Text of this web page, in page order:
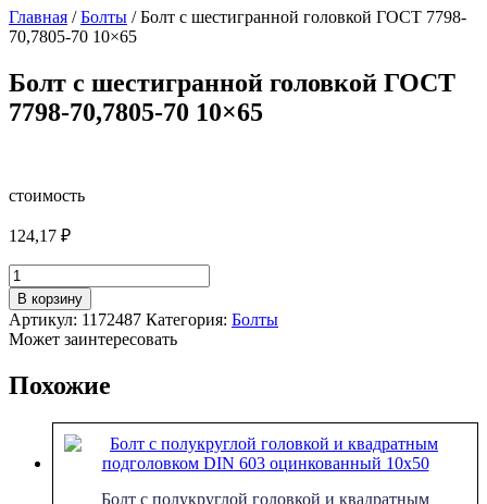
Главная /Болты / Болт с шестигранной головкой ГОСТ 7798-
70,7805-70 10×65
Болт с шестигранной головкой ГОСТ
7798-70,7805-70 10×65
стоимость
124,17 ₽
Количество
товара
Болт
с
шестигранной
ГОСТ
70,7805-
10x65
В корзину
Артикул: 1172487 Категория: Болты
Может заинтересовать
Похожие
Болт с полукруглой головкой и квадратным